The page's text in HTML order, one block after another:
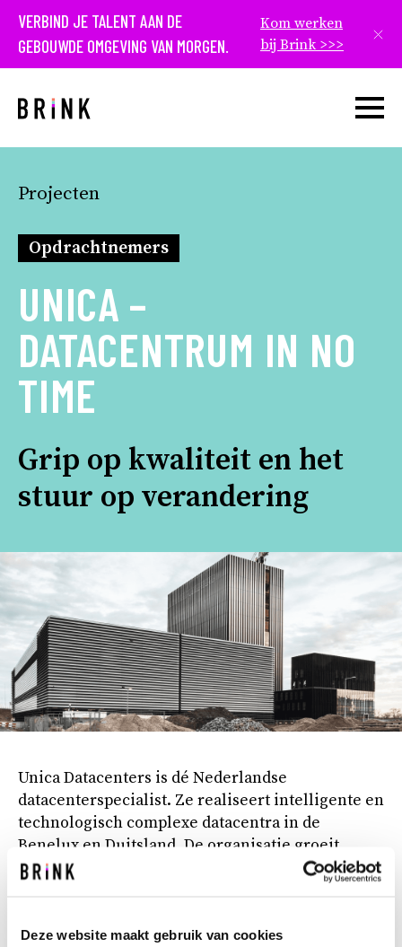
Deze website maakt gebruik van cookies
VERBIND JE TALENT AAN DE
GEBOUWDE OMGEVING VAN MORGEN.
Kom werken
bij Brink >>>
Open
Projecten
Opdrachtnemers
UNICA –
DATACENTRUM IN NO
TIME
Grip op kwaliteit en het
stuur op verandering
Unica Datacenters is dé Nederlandse
datacenterspecialist. Ze realiseert intelligente en
technologisch complexe datacentra in de
Benelux en Duitsland. De organisatie groeit
explosief en dat komt mede doordat ze haar
voorbereiding van een nieuw datacentrum in